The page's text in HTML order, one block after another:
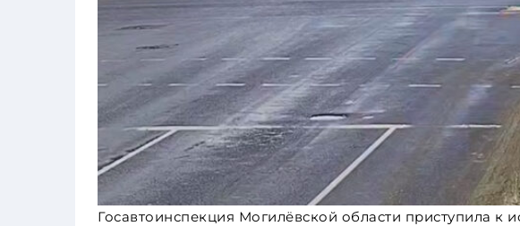
Госавтоинспекция Могилёвской области приступила к